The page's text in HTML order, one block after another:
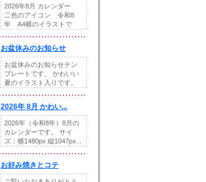
2026年8月 カレンダー
二色のアイコン 令和8
年 A4横のイラストで
お盆休みのお知らせ
お盆休みのお知らせテン
プレートです。 かわいい
夏のイラスト入りです。
2026年 8月 かわい...
2026年（令和8年）8月の
カレンダーです。 サイ
ズ：横1480px 縦1047px...
お好み焼きとコテ